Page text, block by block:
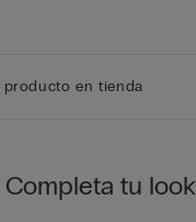
en tienda
Completa tu look